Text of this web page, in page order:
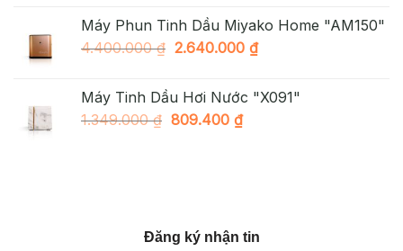
1.890.000 ₫.
là:
998.000 ₫.
Máy Phun Tinh Dầu Miyako Home "AM150"
4.400.000₫ Giá
4.400.000 ₫.
2.640.000 ₫Giá
là:
Máy Tinh Dầu Hơi Nước "X091"
1.349.000₫ Giá
809.400 ₫Giá
Đăng ký nhận tin